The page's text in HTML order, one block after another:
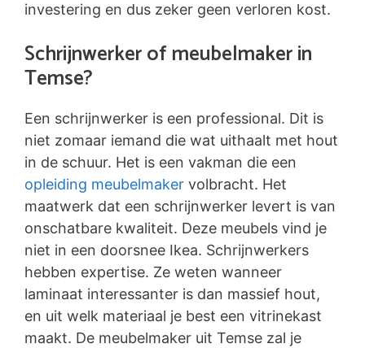
investering en dus zeker geen verloren kost.
Schrijnwerker of meubelmaker in
Temse?
Een schrijnwerker is een professional. Dit is
niet zomaar iemand die wat uithaalt met hout
in de schuur. Het is een vakman die een
opleiding meubelmaker volbracht. Het
maatwerk dat een schrijnwerker levert is van
onschatbare kwaliteit. Deze meubels vind je
niet in een doorsnee Ikea. Schrijnwerkers
hebben expertise. Ze weten wanneer
laminaat interessanter is dan massief hout,
en uit welk materiaal je best een vitrinekast
maakt. De meubelmaker uit Temse zal je